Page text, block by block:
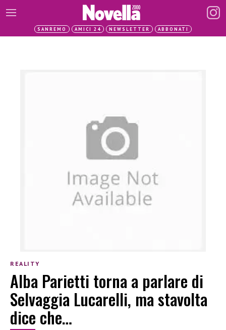
SANREMO AMICI 24 NEWSLETTER ABBONATI
REALITY
Alba Parietti torna a parlare di
Selvaggia Lucarelli, ma stavolta
dice che…